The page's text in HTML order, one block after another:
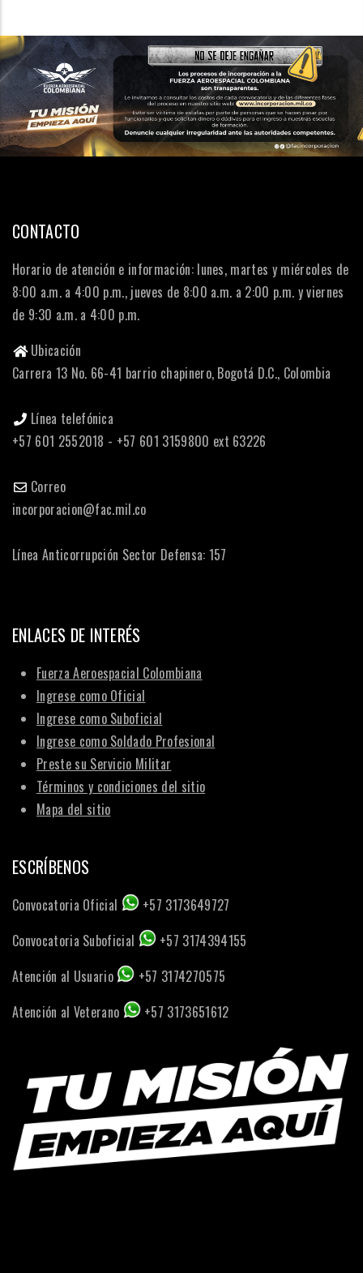
CONTACTO
Horario de atención e información: lunes, martes y miércoles de
8:00 a.m. a 4:00 p.m., jueves de 8:00 a.m. a 2:00 p.m. y viernes
de 9:30 a.m. a 4:00 p.m.
Ubicación
Carrera 13 No. 66-41 barrio chapinero, Bogotá D.C., Colombia
Línea telefónica
+57 601 2552018 - +57 601 3159800 ext 63226
Correo
incorporacion@fac.mil.co
Línea Anticorrupción Sector Defensa: 157
ENLACES DE INTERÉS
Fuerza Aeroespacial Colombiana
Ingrese como Oficial
Ingrese como Suboficial
Ingrese como Soldado Profesional
Preste su Servicio Militar
Términos y condiciones del sitio
Mapa del sitio
ESCRÍBENOS
Convocatoria Oficial
+57 3173649727
Convocatoria Suboficial
+57 3174394155
Atención al Usuario
+57 3174270575
Atención al Veterano
+57 3173651612